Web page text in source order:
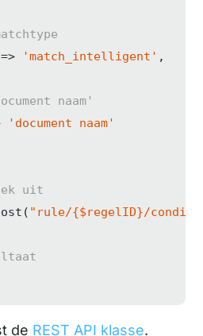
=> 'match_intelligent' ,
naam'
'document naam'
uit
"rule/{$regelID}/
de REST API klasse.